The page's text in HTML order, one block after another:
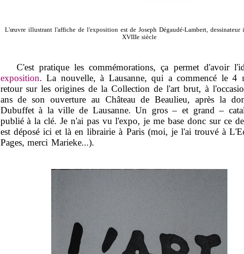
L'œuvre illustrant l'affiche de l'exposition est de Joseph Dégaudé-Lambert, dessinateur
XVIIIe siècle
C'est pratique les commémorations, ça permet d'avoir
exposition. La nouvelle, à Lausanne, qui a commencé le 4
retour sur les origines de la Collection de l'art brut, à
ans de son ouverture au Château de Beaulieu, après la
Dubuffet à la ville de Lausanne. Un gros – et grand –
publié à la clé. Je n'ai pas vu l'expo, je me base donc sur ce
est déposé ici et là en librairie à Paris (moi, je l'ai trouvé à
Pages, merci Marieke...).